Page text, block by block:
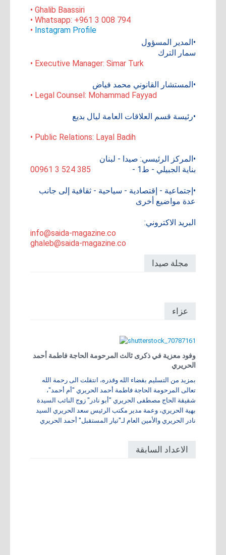
• Ghalib Baassiri
• Whatsapp: +961 3 008 794
• Instagram Profile
•المدير المسؤول
سمار الترك
• Executive Manager: Simar Turk
•المستشار القانوني محمد فياض
• Legal Counsel: Mohammad Fayyad
•رئيسة قسم العلاقات العامة ليال بديع
• Public Relations: Layal Badih
•المركز الرئيسي: صيدا - لبنان
بناية الجبيلي - ط1 -
00961 3 524 385
•إجتماعية - إقتصادية - سياحية - ثقافية إلى جانب
عدة مواضيع أخرى
البريد الاكتروني:
info@saida-magazine.co
ghaleb@saida-magazine.co
مجلة صيدا
عزاء
وفود معزية في ذكرى ثالث المرحومة الحاجة فاطمة أحمد
الحريري
بمزيد من التسليم بقضاء الله وقدره، انتقلت الى رحمة الله
تعالى المرحومة الحاجة فاطمة أحمد الحريري "أم أحمد"،
شقيقة الحاج مصطفى الحريري "أبو نادر" زوج النائب السيدة
بهية الحريري، وعمة مدير مكتب الرئيس سعد الحريري السيد
نادر الحريري والأمين العام لـ"تيار المستقبل" أحمد الحريري
الاعداد السابقة